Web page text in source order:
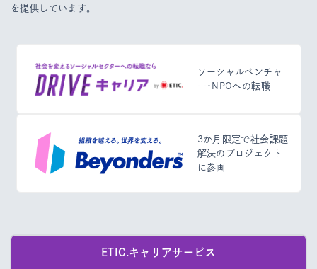
を提供しています。
ソーシャルベンチャ
ー・NPOへの転職
3か月限定で社会課題
解決のプロジェクト
に参画
ETIC.キャリアサービス